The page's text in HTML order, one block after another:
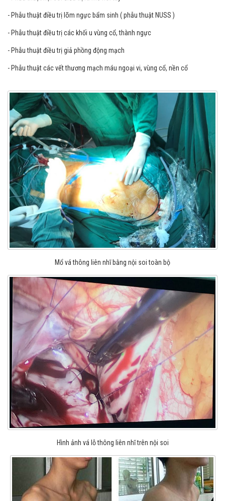
- Phẫu thuật điều trị lõm ngực bẩm sinh ( phẫu thuật NUSS )
- Phẫu thuật điều trị các khối u vùng cổ, thành ngực
- Phẫu thuật điều trị giả phồng động mạch
- Phẫu thuật các vết thương mạch máu ngoại vi, vùng cổ, nền cổ
Mổ vá thông liên nhĩ bằng nội soi toàn bộ
Hình ảnh vá lỗ thông liên nhĩ trên nội soi